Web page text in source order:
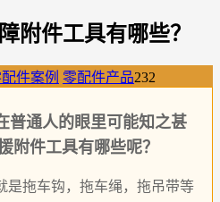
附件工具有哪些？
件案例 零配件产品232
普通人的眼里可能知之甚
附件工具有哪些呢？
是拖车钩，拖车绳，拖吊带等